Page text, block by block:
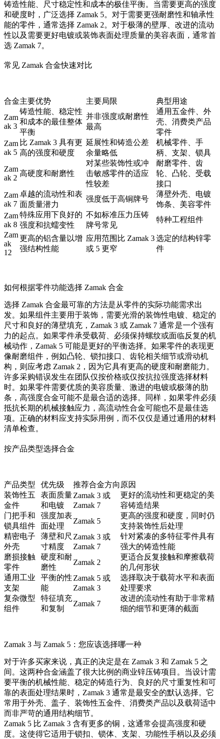
铸造性能、尺寸稳定性和成本的极佳平衡。当需要更高的强度
和硬度时，广泛选择 Zamak 5。对于需要更强耐磨性和轴承性
能的零件，通常选择 Zamak 2。对于极薄的壁厚、改进的流动
性以及需要更好电镀或装饰表面处理质量的美容表面，通常首
选 Zamak 7。
常见 Zamak 合金快速对比
合金主要优势 主要局限
典型用途
Zam
ak 3
铸造性能、稳定性
和成本的最佳整体
平衡
并非强度或耐磨性
最高
通用五金件、外
壳、消费类产品
零件
Zam
ak 5
比 Zamak 3 具有更
高的强度和硬度
延展性和铸造公差
余量略低
机械零件、手
柄、支架、锁具
Zam
ak 2
高硬度和耐磨性
对某些装饰性或冲
击敏感零件的适应
性较差
耐磨零件、齿
轮、凸轮、受载
接口
Zam
ak 7
卓越的流动性和表
面质量潜力
强度低于高铜牌号
薄壁外壳、电镀
饰条、美容零件
Zam
ak 8
特殊应用下良好的
强度和抗蠕变性
不如标准压力压铸
牌号常见
特种工程组件
Zam
ak
12
更高的铝含量以增
强结构性能
应用范围比 Zamak 3
或 5 更窄
选定的结构锌零
件
如何根据零件功能选择 Zamak 合金
选择 Zamak 合金最可靠的方法是从零件的实际功能需求出
发。如果组件主要用于装饰，需要光滑的装饰性电镀、稳定的
尺寸和良好的薄壁填充，Zamak 3 或 Zamak 7 通常是一个强有
力的起点。如果零件承受载荷、必须保持螺纹或面临反复的机
械动作，Zamak 5 可能是更好的平衡选择。如果零件的表现更
像耐磨组件，例如凸轮、锁扣接口、齿轮相关细节或滑动机
构，则应考虑 Zamak 2，因为它具有更高的硬度和耐磨能力。
许多采购错误发生在团队仅按价格或仅按抗拉强度选择材料
时。如果零件需要优质的美容质量、激进的电镀或极薄的肋
条，高强度合金可能不是最合适的选择。同样，如果零件必须
抵抗长期的机械接触应力，高流动性合金可能也不是最佳选
项。正确的材料应支持实际用例，而不仅仅是通过通用的材料
清单检查。
按产品类型选择合金
产品类型 优先级 推荐合金方向 原因
装饰性五
金件
表面质量
和电镀
Zamak 3 或
Zamak 7
更好的流动性和更稳定的美
容铸造结果
门把手和
锁具组件
强度加表
面处理
Zamak 5
更高的强度和硬度，同时仍
支持装饰性后处理
精密电子
外壳
薄壁和尺
寸精度
Zamak 3 或
Zamak 7
针对紧凑的多特征零件具有
强大的铸造性能
磨损接触
零件
硬度和耐
磨性
Zamak 2
更适合反复接触和摩擦载荷
的几何形状
通用工业
支架
平衡的性
能
Zamak 5 或
Zamak 3
选择取决于载荷水平和表面
处理要求
复杂微型
组件
特征填充
和复制
Zamak 7
改进的流动性有助于非常精
细的细节和更薄的截面
Zamak 3 与 Zamak 5：您应该选择哪一种
对于许多买家来说，真正的决定是在 Zamak 3 和 Zamak 5 之
间。这两种合金涵盖了很大比例的商业锌压铸项目。当设计需
要平衡的机械性能、稳定的铸造行为、良好的尺寸重复性和可
靠的表面处理结果时，Zamak 3 通常是最安全的默认选择。它
常用于外壳、盖子、装饰性五金件、消费类产品以及载荷适中
而非严苛的通用结构细节。
Zamak 5 比 Zamak 3 含有更多的铜，这通常会提高强度和硬
度。这使得它适用于锁扣、锁体、支架、功能性手柄以及必须